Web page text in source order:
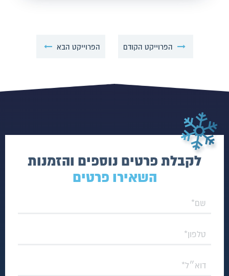
הפרוייקט הקודם הפרוייקט הבא
לקבלת פרטים נוספים והזמנות
השאירו פרטים